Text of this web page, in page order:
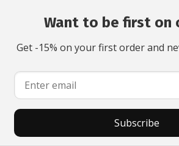
Want to be first on
Get -15% on your first order and
Subscribe